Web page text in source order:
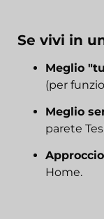
Se vivi in
Meglio
(per
Meglio
parete
Home.